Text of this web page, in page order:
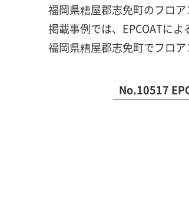
福岡県糟屋郡志免町のフロ
掲載事例では、EPCOATに
福岡県糟屋郡志免町でフロ
No.10517